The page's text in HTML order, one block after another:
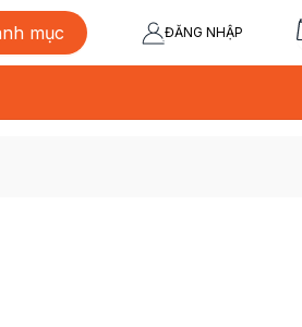
mục ĐĂNG NHẬP